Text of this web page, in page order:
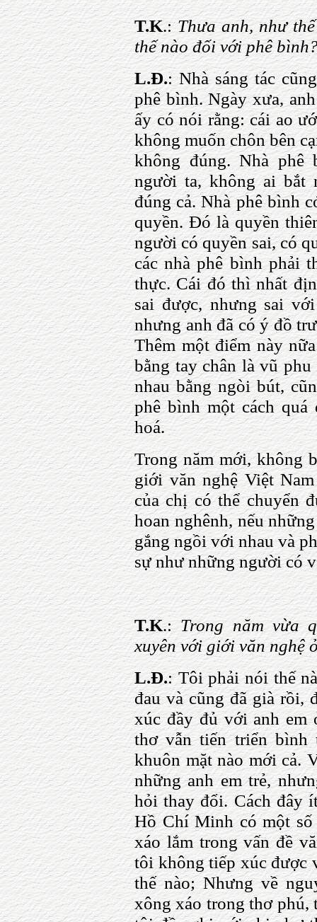
T.K.:Thưa anh, như
thế nào đối với phê
L.Đ.: Nhà sáng tác
phê bình. Ngày xưa,
ấy có nói rằng: cái ao
không muốn chôn bên
không đúng. Nhà phê
người ta, không ai bắt
đúng cả. Nhà phê bình
quyền. Đó là quyền
người có quyền sai, có
các nhà phê bình phải
thực. Cái đó thì nhất
sai được, nhưng sai
nhưng anh đã có ý đồ
Thêm một điểm này
bằng tay chân là vũ
nhau bằng ngòi bút,
phê bình một cách
hoá.
Trong năm mới, không
giới văn nghệ Việt
của chị có thể chuyển
hoan nghênh, nếu
gắng ngồi với nhau và
sự như những người có
T.K.:Trong năm vừa
xuyên với giới văn nghệ
L.Đ.: Tôi phải nói thế
đau và cũng đã già rồi,
xúc đầy đủ với anh em
thơ vẫn tiến triển bình
khuôn mặt nào mới cả.
những anh em trẻ,
hỏi thay đổi. Cách đây
Hồ Chí Minh có một số
xáo lắm trong vấn đề
tôi không tiếp xúc được
thế nào; Nhưng về
xông xáo trong thơ phú,